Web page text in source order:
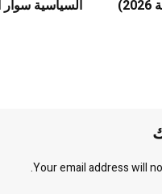
السياسية سوار
Your email address will